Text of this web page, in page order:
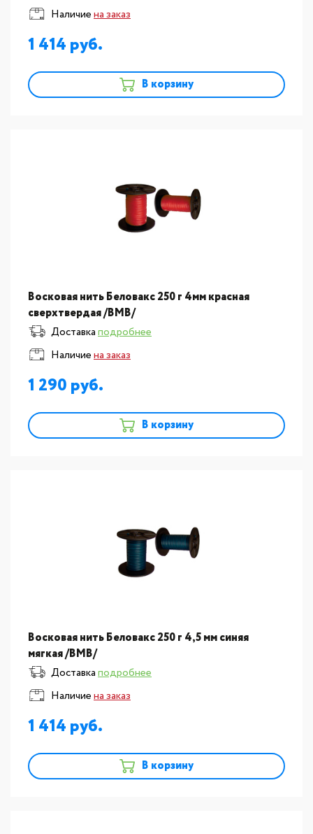
Наличиена заказ
1 414
В корзину
Восковая нить Беловакс 250 г 4мм красная
сверхтвердая /ВМВ/
Доставкаподробнее
Наличиена заказ
1 290
В корзину
Восковая нить Беловакс 250 г 4,5 мм синяя
мягкая /ВМВ/
Доставкаподробнее
Наличиена заказ
1 414
В корзину